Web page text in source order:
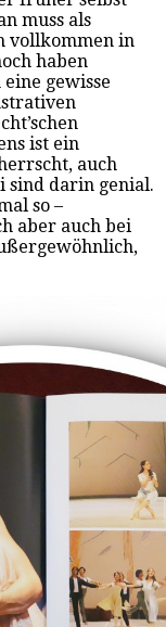
muss als
vollkommen in
haben
gewisse
ist ein
auch
sind darin genial.
so –
aber auch bei